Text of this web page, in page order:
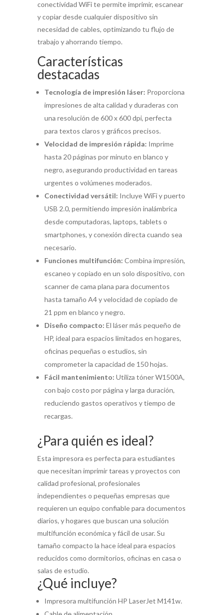
conectividad WiFi te permite imprimir, escanear
y copiar desde cualquier dispositivo sin
necesidad de cables, optimizando tu flujo de
trabajo y ahorrando tiempo.
Características
destacadas
Tecnología de impresión láser: Proporciona
impresiones de alta calidad y duraderas con
una resolución de 600 x 600 dpi, perfecta
para textos claros y gráficos precisos.
Velocidad de impresión rápida: Imprime
hasta 20 páginas por minuto en blanco y
negro, asegurando productividad en tareas
urgentes o volúmenes moderados.
Conectividad versátil: Incluye WiFi y puerto
USB 2.0, permitiendo impresión inalámbrica
desde computadoras, laptops, tablets o
smartphones, y conexión directa cuando sea
necesario.
Funciones multifunción: Combina impresión,
escaneo y copiado en un solo dispositivo, con
scanner de cama plana para documentos
hasta tamaño A4 y velocidad de copiado de
21 ppm en blanco y negro.
Diseño compacto: El láser más pequeño de
HP, ideal para espacios limitados en hogares,
oficinas pequeñas o estudios, sin
comprometer la capacidad de 150 hojas.
Fácil mantenimiento: Utiliza tóner W1500A,
con bajo costo por página y larga duración,
reduciendo gastos operativos y tiempo de
recargas.
¿Para quién es ideal?
Esta impresora es perfecta para estudiantes
que necesitan imprimir tareas y proyectos con
calidad profesional, profesionales
independientes o pequeñas empresas que
requieren un equipo confiable para documentos
diarios, y hogares que buscan una solución
multifunción económica y fácil de usar. Su
tamaño compacto la hace ideal para espacios
reducidos como dormitorios, oficinas en casa o
salas de estudio.
¿Qué incluye?
Impresora multifunción HP LaserJet M141w.